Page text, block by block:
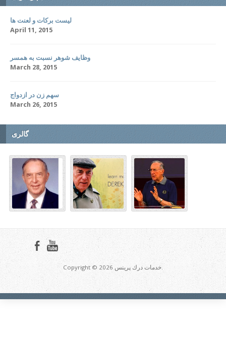
لیست برکات و لعنت ها
April 11, 2015
وظایف شوهر نسبت به همسر
March 28, 2015
سهم زن در ازدواج
March 26, 2015
گالری
Copyright © 2026 خدمات درك پرينس.